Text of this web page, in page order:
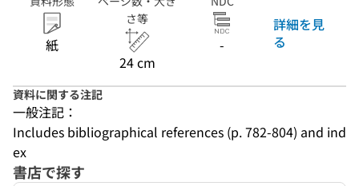
紙
さ等
24 cm
-
詳細を見
る
資料に関する注記
一般注記：
Includes bibliographical references (p. 782-804) and ind
ex
書店で探す